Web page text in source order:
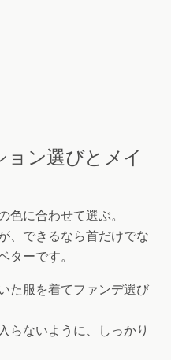
ン選びとメイ
色に合わせて選ぶ。
、できるなら首だけでな
ターです。
た服を着てファンデ選び
らないように、しっかり